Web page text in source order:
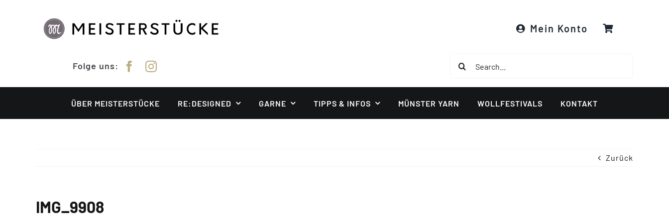
Mein Konto
Folge uns:
ÜBER MEISTERSTÜCKE RE:DESIGNED GARNE TIPPS & INFOS MÜNSTER YARN WOLLFESTIVALS KONTAKT
Zurück
IMG_9908